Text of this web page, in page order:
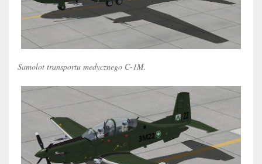
Samolot transportu medycznego C-1M.